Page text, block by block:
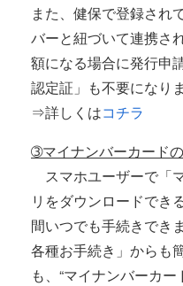
また、健保で登録され
バーと紐づいて連携さ
額になる場合に発行申
認定証」も不要になりま
⇒詳しくはコチラ
➂マイナンバーカード
スマホユーザーで「
リをダウンロードでき
間いつでも手続きでき
各種お手続き」からも
も、“マイナンバーカ